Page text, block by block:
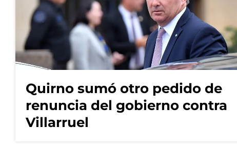
Quirno sumó otro pedido de
renuncia del gobierno contra
Villarruel